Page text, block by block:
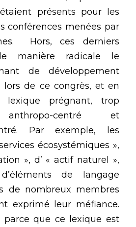
présents pour les
conférences menées par
Hors, ces derniers
manière radicale le
de développement
de ce congrès, et en
lexique prégnant, trop
centré et
Par exemple, les
écosystémiques »,
», d’ « actif naturel »,
de langage
de nombreux membres
exprimé leur méfiance.
parce que ce lexique est